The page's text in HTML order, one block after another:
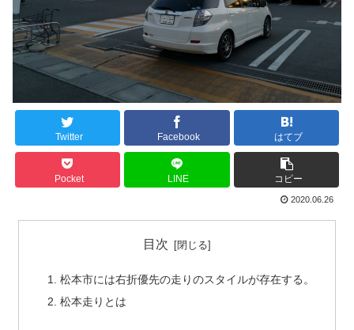
Twitter Facebook はてブ
Pocket LINE コピー
2020.06.26
目次
松本市には右折優先の走りのスタイルが存在する。
松本走りとは